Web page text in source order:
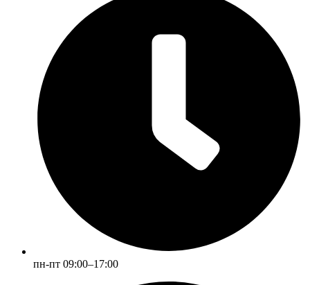
пн-пт 09:00–17:00